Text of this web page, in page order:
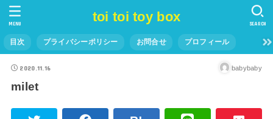
toi toi toy box
目次 プライバシーポリシー お問合せ プロフィール
SEARCH
MENU
2020.11.16 babybaby
milet